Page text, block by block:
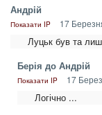
Андрiй
Показати IP 17
Луцьк був та
Берія до Андрiй
Показати IP 17
Логічно ...